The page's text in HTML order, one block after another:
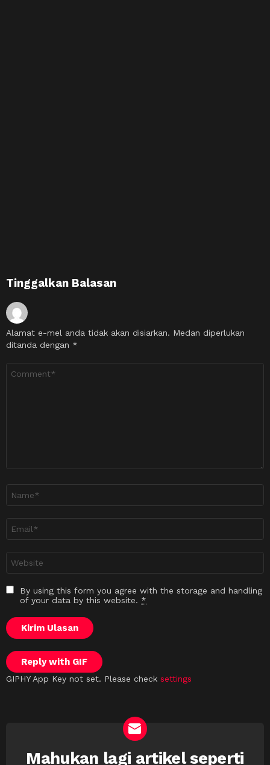
Tinggalkan Balasan
Alamat e-mel anda tidak akan disiarkan. Medan diperlukan
ditanda dengan *
sesawang
By using this form you agree with the storage and handling
of your data by this website. *
Kirim Ulasan
Reply with GIF
GIPHY App Key not set. Please check settings
NEWSLETTER
Mahukan lagi artikel seperti